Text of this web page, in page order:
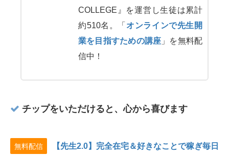
COLLEGE』を運営し生徒は累計
約510名。「 オンラインで先生開
業を目指すための講座 」を無料配
信中！
チップをいただけると、心から喜びます
無料配信
【先生2.0】完全在宅＆好きなことで稼ぎ毎日